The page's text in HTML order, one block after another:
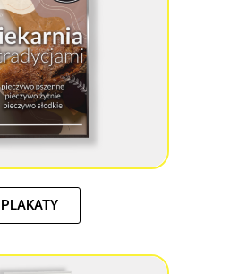
PLAKATY